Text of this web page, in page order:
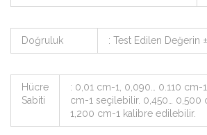
Doğruluk : Test Edilen Değerin
Hücre
Sabiti
: 0,01 cm-1, 0,090… 0.110 cm-
cm-1 seçilebilir. 0,450… 0,500
1,200 cm-1 kalibre edilebilir.